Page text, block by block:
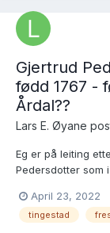
Gjertrud
fødd 1767 -
Årdal??
Lars E. Øyane
Eg er på leiting
Pedersdotter som
https://
Det einaste
April 23, 2022
tingestad